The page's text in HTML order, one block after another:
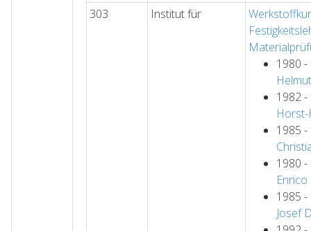
303
Institut für
1980
Helmut
1982
1985
1980
Enrico
1985
Josef